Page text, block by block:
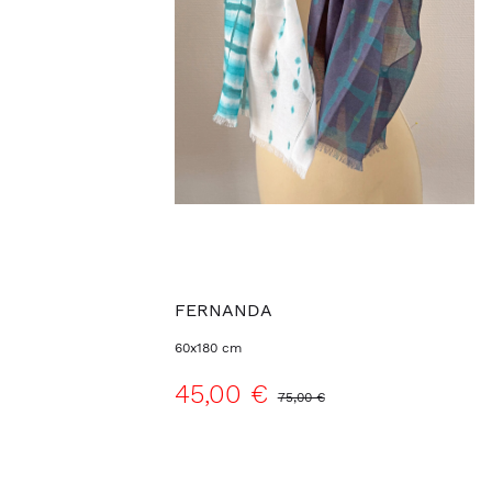
FERNANDA
60x180 cm